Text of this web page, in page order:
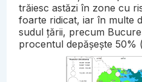
trăiesc astăzi în zone cu
foarte ridicat, iar în multe
sudul țării, precum
procentul depășește 50%